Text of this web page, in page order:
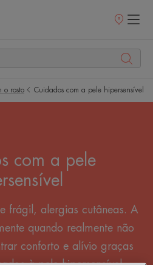
Pontos
o rosto Cuidados com a pele hipersensível
com a pele
frágil, alergias cutâneas. A
quando realmente não
conforto e alívio graças